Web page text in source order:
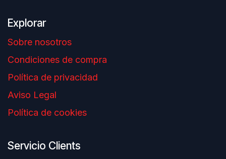
Explorar
Sobre nosotros
Condiciones de compra
Política de privacidad
Aviso Legal
Política de cookies
Servicio Clients